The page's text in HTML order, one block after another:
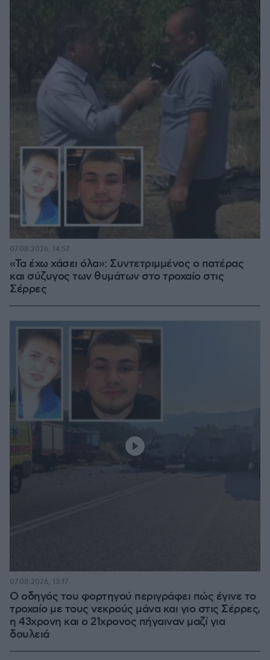
«Τα έχω χάσει όλα»: Συντετριμμένος ο πατέρας
και σύζυγος των θυμάτων στο τροχαίο στις
Σέρρες
07.08.2026, 14:57
Ο οδηγός του φορτηγού περιγράφει πώς έγινε το
τροχαίο με τους νεκρούς μάνα και γιο στις Σέρρες,
η 43χρονη και ο 21χρονος πήγαιναν μαζί για
δουλειά
07.08.2026, 13:17